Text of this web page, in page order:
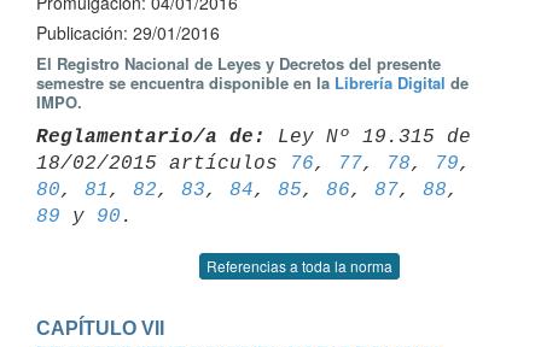
Publicación: 29/01/2016
El Registro Nacional de Leyes y Decretos del presente
semestre se encuentra disponible en la Librería Digital de
IMPO.
Reglamentario/a de:
Ley Nº 19.315 de
18/02/2015 artículos
76, 77, 78, 79
80, 81 , 82, 83, 84, 85, 86, 87, 88
89 y 90
Referencias a toda la norma
CAPÍTULO VII